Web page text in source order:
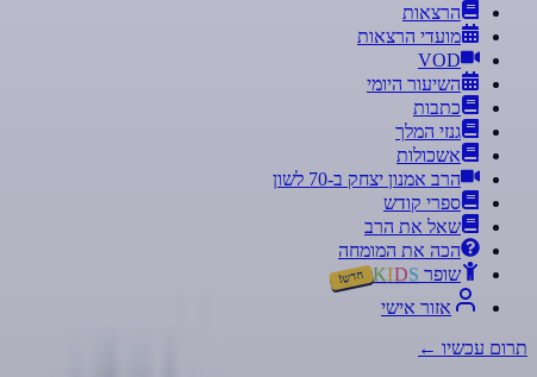
הרצאות
מועדי הרצאות
VOD
השיעור היומי
כתבות
גנזי המלך
אשכולות
הרב אמנון יצחק ב-70 לשון
ספרי קודש
שאל את הרב
הכה את המומחה
שופר
KIDS חדש!
אזור אישי
תרום עכשיו ←